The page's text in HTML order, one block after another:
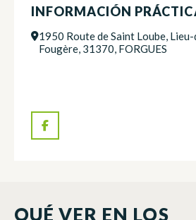
INFORMACIÓN
1950 Route de Saint Loube,
Fougère, 31370, FORGUES
QUÉ VER EN LOS